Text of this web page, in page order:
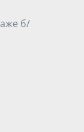
б/